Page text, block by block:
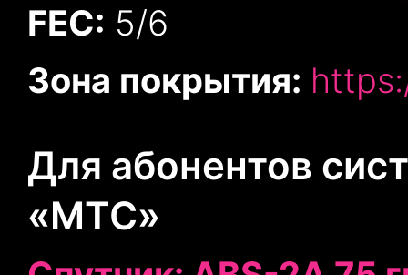
FEC: 5/6
Зона покрытия:
Для абонентов
«МТС»